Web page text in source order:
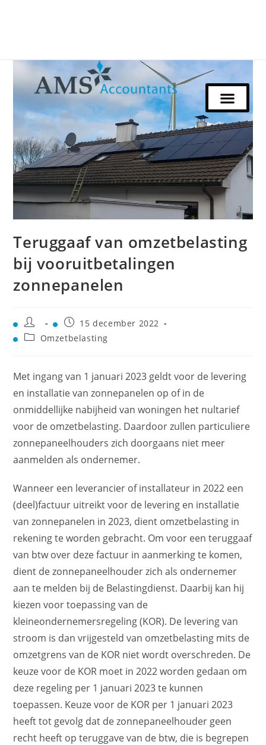
Teruggaaf van omzetbelasting
bij vooruitbetalingen
zonnepanelen
15 december 2022
Omzetbelasting
Met ingang van 1 januari 2023 geldt voor de levering
en installatie van zonnepanelen op of in de
onmiddellijke nabijheid van woningen het nultarief
voor de omzetbelasting. Daardoor zullen particuliere
zonnepaneelhouders zich doorgaans niet meer
aanmelden als ondernemer.
Wanneer een leverancier of installateur in 2022 een
(deel)factuur uitreikt voor de levering en installatie
van zonnepanelen in 2023, dient omzetbelasting in
rekening te worden gebracht. Om voor een teruggaaf
van btw over deze factuur in aanmerking te komen,
dient de zonnepaneelhouder zich als ondernemer
aan te melden bij de Belastingdienst. Daarbij kan hij
kiezen voor toepassing van de
kleineondernemersregeling (KOR). De levering van
stroom is dan vrijgesteld van omzetbelasting mits de
omzetgrens van de KOR niet wordt overschreden. De
keuze voor de KOR moet in 2022 worden gedaan om
deze regeling per 1 januari 2023 te kunnen
toepassen. Keuze voor de KOR per 1 januari 2023
heeft tot gevolg dat de zonnepaneelhouder geen
recht heeft op teruggave van de btw, die is begrepen